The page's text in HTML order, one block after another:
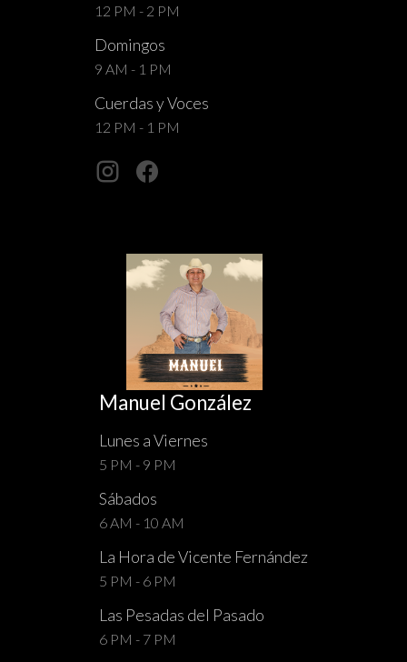
12 PM - 2 PM
Domingos
9 AM - 1 PM
Cuerdas y Voces
12 PM - 1 PM
Manuel González
Lunes a Viernes
5 PM - 9 PM
Sábados
6 AM - 10 AM
La Hora de Vicente Fernández
5 PM - 6 PM
Las Pesadas del Pasado
6 PM - 7 PM